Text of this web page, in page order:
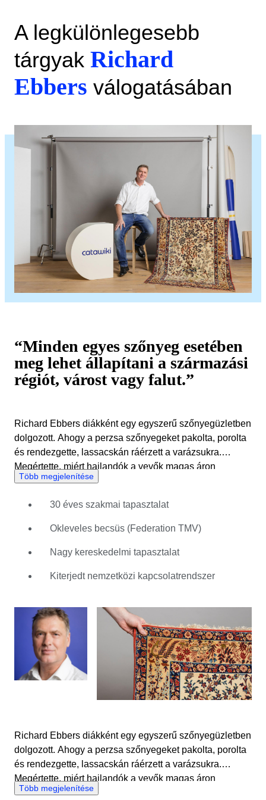
A legkülönlegesebb
tárgyak Richard
Ebbers válogatásában
“Minden egyes szőnyeg esetében
meg lehet állapítani a származási
régiót, várost vagy falut.”
Richard Ebbers diákként egy egyszerű szőnyegüzletben
dolgozott. Ahogy a perzsa szőnyegeket pakolta, porolta
és rendezgette, lassacskán ráérzett a varázsukra.
Megértette, miért hajlandók a vevők magas áron
megvásárolni ezeket a szőtt műtárgyakat. Mialatt
komoly tapasztalatot szerzett a szőnyegek világában, és
minden régiót megismert. Tudását a Hobéon SKO által
a becsüsök, brókerek és árverezők szövetségéhez
szőnyegekkel akart dolgozni, a Catawikinél kötött ki.
vizsgálatát nap mint nap. Pusztán a minta és a
csomózás alapján képes megállapítani, melyik régióban
készült a szőnyeg. Az állapot mellett ez a legfontosabb
információ az árszabáshoz. De a legfontosabb Richard
szerint a puszta szépség. Mindezen kritériumok
mérlegelésével állítja össze árveréseit, amelyek
kihagyhatatlanok a perzsa szőnyegek rajongói számára.
Több megjelenítése
30 éves szakmai tapasztalat
Okleveles becsüs (Federation TMV)
Nagy kereskedelmi tapasztalat
Kiterjedt nemzetközi kapcsolatrendszer
Richard Ebbers diákként egy egyszerű szőnyegüzletben
dolgozott. Ahogy a perzsa szőnyegeket pakolta, porolta
és rendezgette, lassacskán ráérzett a varázsukra.
Megértette, miért hajlandók a vevők magas áron
megvásárolni ezeket a szőtt műtárgyakat. Mialatt
Több megjelenítése